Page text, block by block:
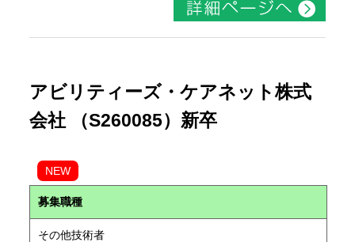
アビリティーズ・ケアネット株式
会社 （S260085）新卒
NEW
募集職種
その他技術者